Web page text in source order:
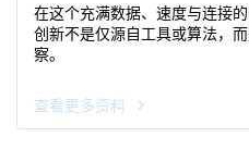
在这个充满数据、速度与连接
创新不是仅源自工具或算法，
察。
查看更多资料